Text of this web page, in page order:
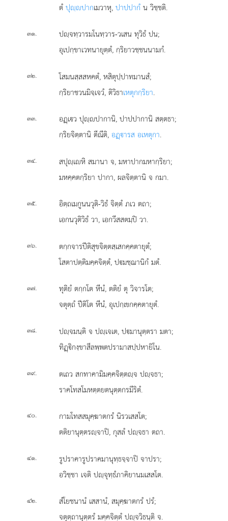
ตํ ปุฺปากเมวาหุ, ปาปปากํน วิชฺชติ.
๓๑.
ปฺจทฺวารมโนทฺวาร-วเสน ทุวิธํ ปน;
อุเปกฺขาเวทนายุตฺตํ, กฺริยาวชฺชนนามกํ.
๓๒.
โสมนสฺสสหคตํ, หสิตุปฺปาทมานสํ;
กฺริยาชวนมิจฺเจวํ, ติวิธาเหตุกกฺริยา.
๓๓.
อฏฺเว ปุฺปากานิ, ปาปปากานิ สตฺตธา;
กฺริยจิตฺตานิ ตีณีติ, อฏฺารส อเหตุกา.
๓๔. สปุฺเหิ สมานา จ, มหาปากมหากฺริยา;
มหคฺคตกฺริยา ปากา, ผลจิตฺตานิ จ กมา.
๓๕. อิตฺถเมกูนนวุติ-วิธํ จิตฺตํ ภเว ตถา;
เอกนวุติวิธํ วา, เอกวีสสตมฺปิ วา.
๓๖.
ตกฺกจารปีติสุขจิตฺตสฺเสกคฺคตายุตํ;
โสตาปตฺติมคฺคจิตฺตํ, ปมชฺฌานิกํ มตํ.
๓๗.
ทุติยํ ตกฺกโต หีนํ, ตติยํ ตุ วิจารโต;
จตุตฺถํ ปีติโต หีนํ, อุเปกฺเขกคฺคตายุตํ.
๓๘.
ปฺจมนฺติ จ ปฺเจเต, ปมานุตฺตรา มตา;
ทิฏฺิกงฺขาสีลพฺพตปรามาสปฺปหายิโน.
๓๙.
ตเถว สกทาคามิมคฺคจิตฺตฺจ ปฺจธา;
ราคโทสโมหตฺตยตนุตฺตกรมีริตํ.
๔๐.
กามโทสสมุคฺฆาตกรํ นิรวเสสโต;
ตติยานุตฺตรฺจาปิ, กุสลํ ปฺจธา ตถา.
๔๑.
รูปราคารูปราคมานุทฺธจฺจาปิ จาปรา;
อวิชฺชา เจติ ปฺจุทฺธํภาคิยานมเสสโต.
๔๒.
สํโยชนานํ เสสานํ, สมุคฺฆาตกรํ ปรํ;
จตุตฺถานุตฺตรํ มคฺคจิตฺตํ ปฺจวิธนฺติ จ.